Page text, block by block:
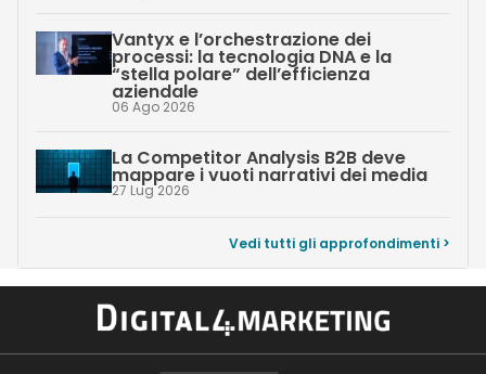
Vantyx e l’orchestrazione dei
processi: la tecnologia DNA e la
“stella polare” dell’efficienza
aziendale
06 Ago 2026
La Competitor Analysis B2B deve
mappare i vuoti narrativi dei media
27 Lug 2026
Vedi tutti gli approfondimenti >